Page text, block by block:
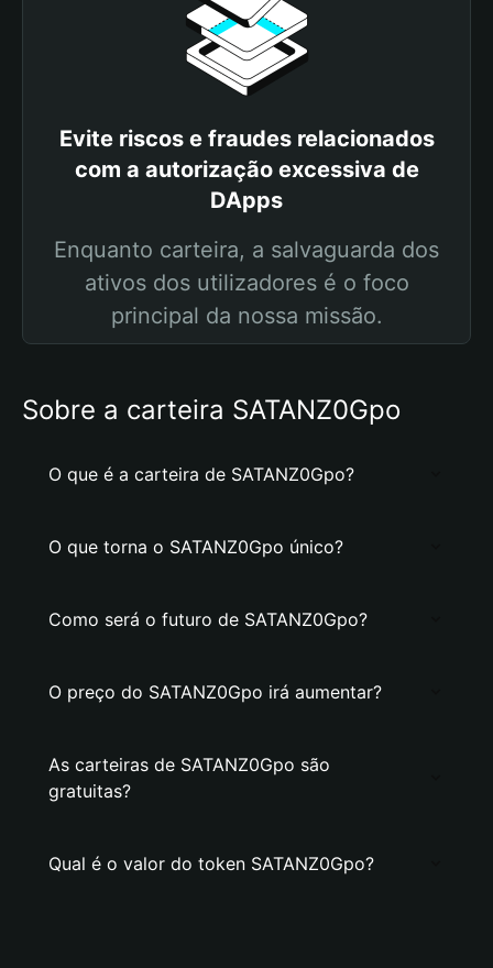
Evite riscos e fraudes relacionados
com a autorização excessiva de
DApps
Enquanto carteira, a salvaguarda dos
ativos dos utilizadores é o foco
principal da nossa missão.
Sobre a carteira SATANZ0Gpo
O que é a carteira de SATANZ0Gpo?
O que torna o SATANZ0Gpo único?
Como será o futuro de SATANZ0Gpo?
O preço do SATANZ0Gpo irá aumentar?
As carteiras de SATANZ0Gpo são
gratuitas?
Qual é o valor do token SATANZ0Gpo?